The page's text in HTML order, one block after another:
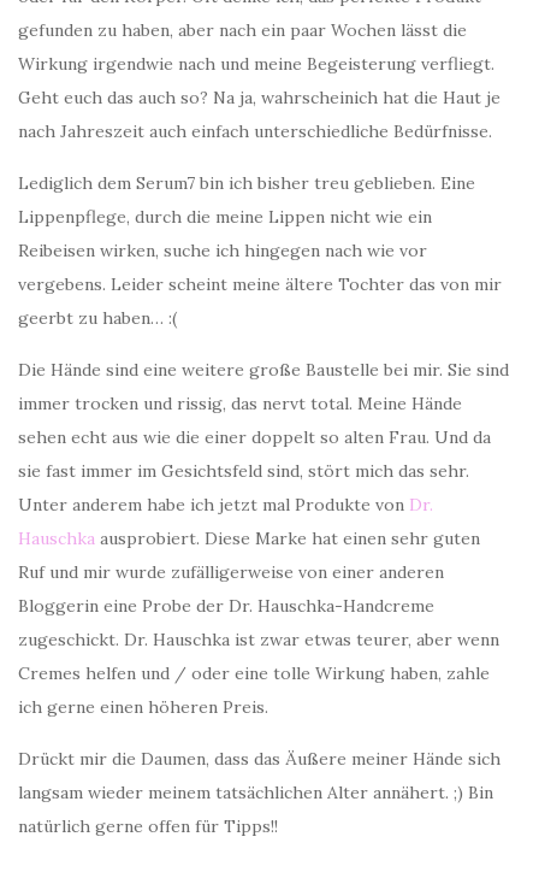
gefunden zu haben, aber nach ein paar Wochen lässt die
Wirkung irgendwie nach und meine Begeisterung verfliegt.
Geht euch das auch so? Na ja, wahrscheinich hat die Haut je
nach Jahreszeit auch einfach unterschiedliche Bedürfnisse.
Lediglich dem Serum7 bin ich bisher treu geblieben. Eine
Lippenpflege, durch die meine Lippen nicht wie ein
Reibeisen wirken, suche ich hingegen nach wie vor
vergebens. Leider scheint meine ältere Tochter das von mir
geerbt zu haben… :(
Die Hände sind eine weitere große Baustelle bei mir. Sie sind
immer trocken und rissig, das nervt total. Meine Hände
sehen echt aus wie die einer doppelt so alten Frau. Und da
sie fast immer im Gesichtsfeld sind, stört mich das sehr.
Unter anderem habe ich jetzt mal Produkte von Dr.
Hauschka ausprobiert. Diese Marke hat einen sehr guten
Ruf und mir wurde zufälligerweise von einer anderen
Bloggerin eine Probe der Dr. Hauschka-Handcreme
zugeschickt. Dr. Hauschka ist zwar etwas teurer, aber wenn
Cremes helfen und / oder eine tolle Wirkung haben, zahle
ich gerne einen höheren Preis.
Drückt mir die Daumen, dass das Äußere meiner Hände sich
langsam wieder meinem tatsächlichen Alter annähert. ;) Bin
natürlich gerne offen für Tipps!!